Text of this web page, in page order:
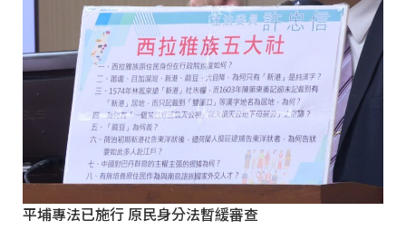
平埔專法已施行 原民身分法暫緩審查